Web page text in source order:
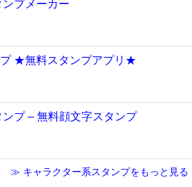
ンプメーカー
★無料スタンプアプリ★
ンプ – 無料顔文字スタンプ
≫ キャラクター系スタンプをもっと見る